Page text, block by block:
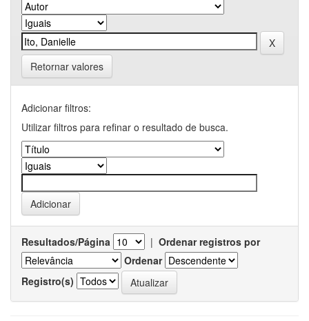
Retornar valores
Adicionar filtros:
Utilizar filtros para refinar o resultado de busca.
Resultados/Página | Ordenar registros por
Ordenar
Registro(s)